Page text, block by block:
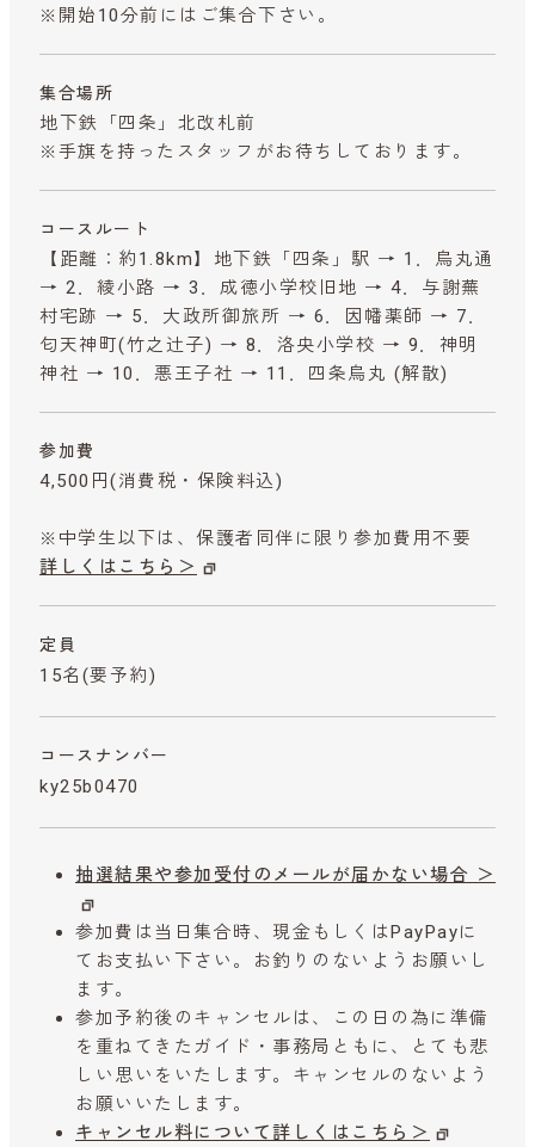
※開始10分前にはご集合下さい。
集合場所
地下鉄「四条」北改札前
※手旗を持ったスタッフがお待ちしております。
コースルート
【距離：約1.8km】地下鉄「四条」駅 → 1．烏丸通
→ 2．綾小路 → 3．成徳小学校旧地 → 4．与謝蕪
村宅跡 → 5．大政所御旅所 → 6．因幡薬師 → 7．
匂天神町(竹之辻子) → 8．洛央小学校 → 9．神明
神社 → 10．悪王子社 → 11．四条烏丸 (解散)
参加費
4,500円 (消費税・保険料込)
※中学生以下は、保護者同伴に限り参加費用不要
詳しくはこちら＞
定員
15名(要予約)
コースナンバー
ky25b0470
抽選結果や参加受付のメールが届かない場合 ＞
参加費は当日集合時、現金もしくはPayPayに
てお支払い下さい。お釣りのないようお願いし
ます。
参加予約後のキャンセルは、この日の為に準備
を重ねてきたガイド・事務局ともに、とても悲
しい思いをいたします。キャンセルのないよう
お願いいたします。
キャンセル料について詳しくはこちら＞